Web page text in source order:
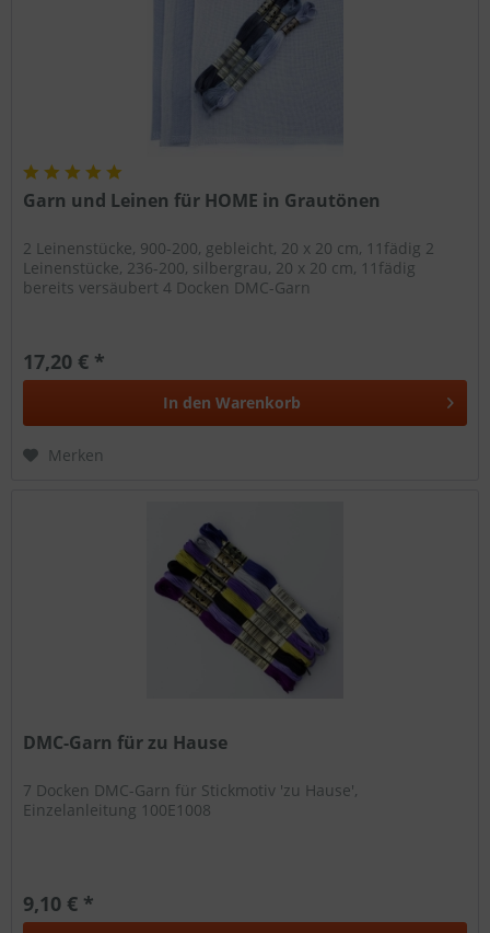
Garn und Leinen für HOME in Grautönen
2 Leinenstücke, 900-200, gebleicht, 20 x 20 cm, 11fädig 2
Leinenstücke, 236-200, silbergrau, 20 x 20 cm, 11fädig
bereits versäubert 4 Docken DMC-Garn
17,20 € *
In den Warenkorb
Merken
DMC-Garn für zu Hause
7 Docken DMC-Garn für Stickmotiv 'zu Hause',
Einzelanleitung 100E1008
9,10 € *